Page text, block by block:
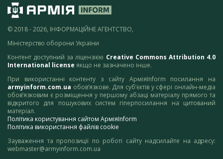
© 2018 - 2026, ІНФОРМАЦІЙНЕ АГЕНТСТВО,
Міністерство оборони України
Контент доступний за ліцензією Creative Commons Attribution 4.0
International license якщо не зазначено інше.
При використанні контенту з сайту АрміяInform посилання на
armyinform.com.ua обов’язкове. Для суб’єктів у сфері онлайн-медіа
обов’язковим є розміщення у першому абзаці матеріалу прямого та
відкритого для пошукових систем гіперпосилання на цитований
матеріал.
Політика користування сайтом АрміяInform
Політика використання файлів cookie
Зауваження та пропозиції по роботі сайту надсилайте на адресу:
webmaster@armyinform.com.ua